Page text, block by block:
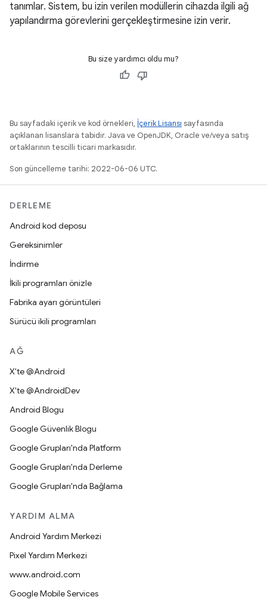
tanımlar. Sistem, bu izin verilen modüllerin cihazda ilgili ağ
yapılandırma görevlerini gerçekleştirmesine izin verir.
Bu size yardımcı oldu mu?
Bu sayfadaki içerik ve kod örnekleri, İçerik Lisansı sayfasında
açıklanan lisanslara tabidir. Java ve OpenJDK, Oracle ve/veya satış
ortaklarının tescilli ticari markasıdır.
Son güncelleme tarihi: 2022-06-06 UTC.
DERLEME
Android kod deposu
Gereksinimler
İndirme
İkili programları önizle
Fabrika ayarı görüntüleri
Sürücü ikili programları
AĞ
X'te @Android
X'te @AndroidDev
Android Blogu
Google Güvenlik Blogu
Google Grupları'nda Platform
Google Grupları'nda Derleme
Google Grupları'nda Bağlama
YARDIM ALMA
Android Yardım Merkezi
Pixel Yardım Merkezi
www.android.com
Google Mobile Services